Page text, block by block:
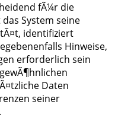
fÃ¼r die
System seine
identifiziert
Hinweise,
erforderlich sein
Daten
seiner